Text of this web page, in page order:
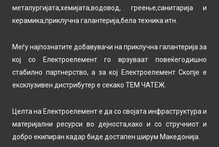
металургијата,хемијата,водовод, греење,санитарија и
керамика,приклучна галантерија,бела техника итн.
Меѓу најпознатите добавувачи на приклучна галантерија за
кој со Електроелемент го врзуваат повеќегодишно
стабилно партнерство, а за кој Електроелемент Скопје е
ексклузивен дистрибутер е секако ТЕМ ЧАТЕЖ.
Целта на Електроелемент е да со својата инфраструктура и
материјални ресурси во дејноста,како и со стручниот и
добро екипиран кадар биде достапен ширум Македонија.